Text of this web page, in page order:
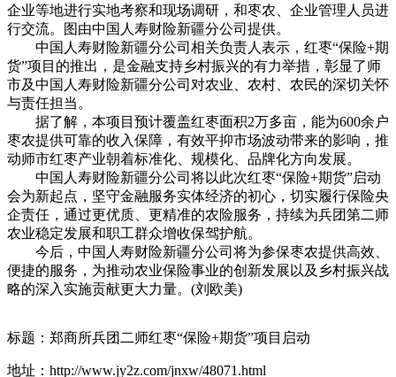
企业等地进行实地考察和现场调研，和枣农、企业管理人员进
行交流。图由中国人寿财险新疆分公司提供。
中国人寿财险新疆分公司相关负责人表示，红枣“保险+期
货”项目的推出，是金融支持乡村振兴的有力举措，彰显了师
市及中国人寿财险新疆分公司对农业、农村、农民的深切关怀
与责任担当。
据了解，本项目预计覆盖红枣面积2万多亩，能为600余户
枣农提供可靠的收入保障，有效平抑市场波动带来的影响，推
动师市红枣产业朝着标准化、规模化、品牌化方向发展。
中国人寿财险新疆分公司将以此次红枣“保险+期货”启动
会为新起点，坚守金融服务实体经济的初心，切实履行保险央
企责任，通过更优质、更精准的农险服务，持续为兵团第二师
农业稳定发展和职工群众增收保驾护航。
今后，中国人寿财险新疆分公司将为参保枣农提供高效、
便捷的服务，为推动农业保险事业的创新发展以及乡村振兴战
略的深入实施贡献更大力量。(刘欧美)
标题：郑商所兵团二师红枣“保险+期货”项目启动
地址：http://www.jy2z.com/jnxw/48071.html